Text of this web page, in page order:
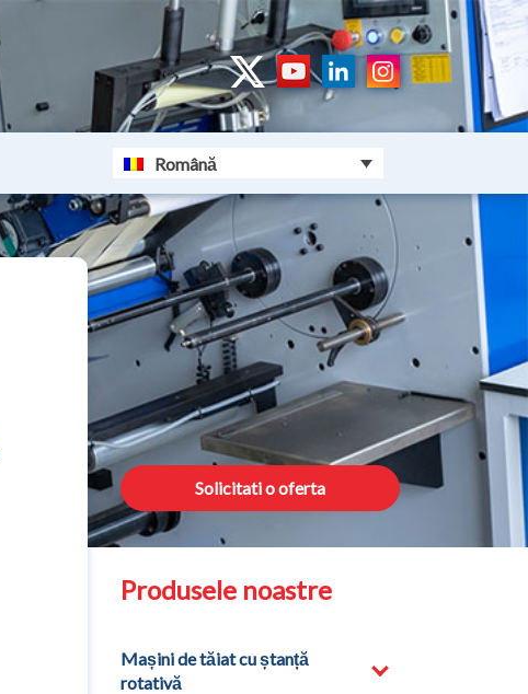
Română
Solicitati o oferta
Produsele noastre
Mașini de tăiat cu ștanță
rotativă